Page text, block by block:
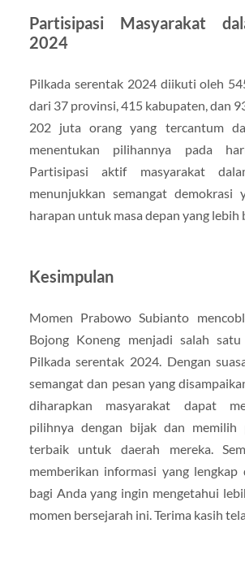
Partisipasi Masyarakat
2024
Pilkada serentak 2024 diikuti oleh
dari 37 provinsi, 415 kabupaten, dan
202 juta orang yang tercantum
menentukan pilihannya pada
Partisipasi aktif masyarakat
menunjukkan semangat demokrasi
harapan untuk masa depan yang lebih
Kesimpulan
Momen Prabowo Subianto
Bojong Koneng menjadi salah
Pilkada serentak 2024. Dengan
semangat dan pesan yang
diharapkan masyarakat dapat
pilihnya dengan bijak dan memilih
terbaik untuk daerah mereka.
memberikan informasi yang lengkap
bagi Anda yang ingin mengetahui
momen bersejarah ini. Terima kasih